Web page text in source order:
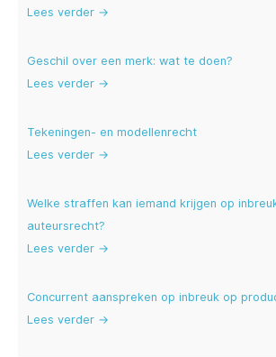
Lees verder →
Geschil over een merk: wat te doen?
Lees verder →
Tekeningen- en modellenrecht
Lees verder →
Welke straffen kan iemand krijgen op
auteursrecht?
Lees verder →
Concurrent aanspreken op inbreuk op
Lees verder →